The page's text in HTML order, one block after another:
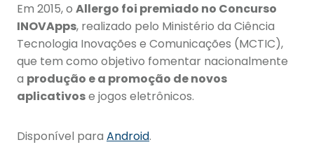
Em 2015, o Allergo foi premiado no Concurso
INOVApps, realizado pelo Ministério da Ciência
Tecnologia Inovações e Comunicações (MCTIC),
que tem como objetivo fomentar nacionalmente
a produção e a promoção de novos
aplicativose jogos eletrônicos.
Disponível para Android.